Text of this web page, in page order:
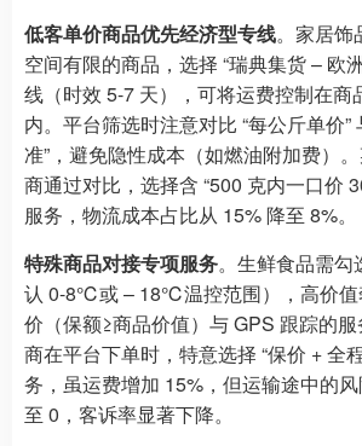
低客单价商品优先经济型专线。家居饰
空间有限的商品，选择 “瑞典集货 – 欧
线（时效 5-7 天），可将运费控制在商
内。平台筛选时注意对比 “每公斤单价”
准”，避免隐性成本（如燃油附加费）
商通过对比，选择含 “500 克内一口价
服务，物流成本占比从 15% 降至 8%。
特殊商品对接专项服务。生鲜食品需勾
认 0-8℃或 – 18℃温控范围），高价值
价（保额≥商品价值）与 GPS 跟踪的
商在平台下单时，特意选择 “保价 + 全
务，虽运费增加 15%，但运输途中的
至 0，客诉率显著下降。